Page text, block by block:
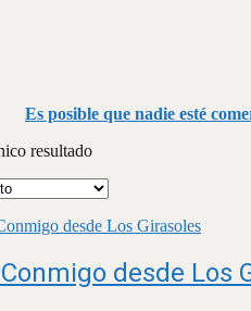
Es posible que nadie esté
resultado
desde Los